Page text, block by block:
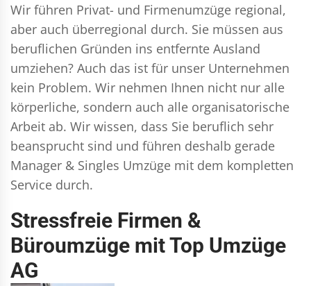
Wir führen Privat- und Firmenumzüge regional,
aber auch überregional durch. Sie müssen aus
beruflichen Gründen ins entfernte Ausland
umziehen? Auch das ist für unser Unternehmen
kein Problem. Wir nehmen Ihnen nicht nur alle
körperliche, sondern auch alle organisatorische
Arbeit ab. Wir wissen, dass Sie beruflich sehr
beansprucht sind und führen deshalb gerade
Manager & Singles Umzüge mit dem kompletten
Service durch.
Stressfreie Firmen &
Büroumzüge mit Top Umzüge
AG